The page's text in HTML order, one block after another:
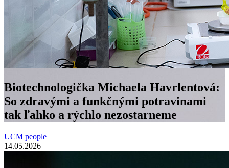
Biotechnologička Michaela Havrlentová:
So zdravými a funkčnými potravinami
tak ľahko a rýchlo nezostarneme
UCM people
14.05.2026